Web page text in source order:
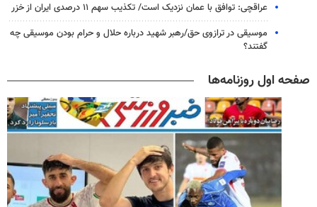
عراقچی: توافق با عمان نزدیک است/ تکذیب سهم ۱۱ درصدی ایران از خزر
موسیقی در ترازوی حق/رهبر شهید درباره حلال و حرام بودن موسیقی چه
گفتند؟
صفحه اول روزنامه‌ها